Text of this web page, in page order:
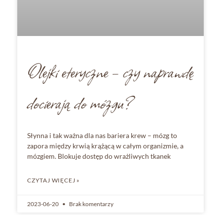
Olejki eteryczne – czy naprawdę
docierają do mózgu?
Słynna i tak ważna dla nas bariera krew – mózg to
zapora między krwią krążącą w całym organizmie, a
mózgiem. Blokuje dostęp do wrażliwych tkanek
CZYTAJ WIĘCEJ »
2023-06-20 Brak komentarzy